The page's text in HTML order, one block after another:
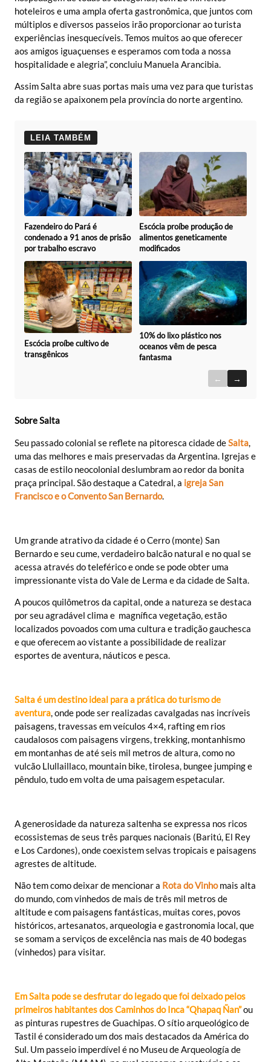
hoteleiros e uma ampla oferta gastronômica, que juntos com
múltiplos e diversos passeios irão proporcionar ao turista
experiências inesquecíveis. Temos muitos ao que oferecer
aos amigos iguaçuenses e esperamos com toda a nossa
hospitalidade e alegria”, concluiu Manuela Arancibia.
Assim Salta abre suas portas mais uma vez para que turistas
da região se apaixonem pela província do norte argentino.
LEIA TAMBÉM
Fazendeiro do Pará é
condenado a 91 anos de prisão
por trabalho escravo
Escócia proíbe produção de
alimentos geneticamente
modificados
Escócia proíbe cultivo de
transgênicos
10% do lixo plástico nos
oceanos vêm de pesca
fantasma
← →
Sobre Salta
Seu passado colonial se reflete na pitoresca cidade deSalta,
uma das melhores e mais preservadas da Argentina. Igrejas e
casas de estilo neocolonial deslumbram ao redor da bonita
praça principal. São destaque a Catedral, a igreja San
Francisco e o Convento San Bernardo.
Um grande atrativo da cidade é o Cerro (monte) San
Bernardo e seu cume, verdadeiro balcão natural e no qual se
acessa através do teleférico e onde se pode obter uma
impressionante vista do Vale de Lerma e da cidade de Salta.
A poucos quilômetros da capital, onde a natureza se destaca
por seu agradável clima e magnífica vegetação, estão
localizados povoados com uma cultura e tradição gauchesca
e que oferecem ao vistante a possibilidade de realizar
esportes de aventura, náuticos e pesca.
Salta é um destino ideal para a prática do turismo de
aventura, onde pode ser realizadas cavalgadas nas incríveis
paisagens, travessas em veículos 4×4, rafting em rios
caudalosos com paisagens virgens, trekking, montanhismo
em montanhas de até seis mil metros de altura, como no
vulcão Llullaillaco, mountain bike, tirolesa, bungee jumping e
pêndulo, tudo em volta de uma paisagem espetacular.
A generosidade da natureza saltenha se expressa nos ricos
ecossistemas de seus três parques nacionais (Baritú, El Rey
e Los Cardones), onde coexistem selvas tropicais e paisagens
agrestes de altitude.
Não tem como deixar de mencionar a Rota do Vinhomais alta
do mundo, com vinhedos de mais de três mil metros de
altitude e com paisagens fantásticas, muitas cores, povos
históricos, artesanatos, arqueologia e gastronomia local, que
se somam a serviços de excelência nas mais de 40 bodegas
(vinhedos) para visitar.
Em Salta pode se desfrutar do legado que foi deixado pelos
primeiros habitantes dos Caminhos do Inca “Qhapaq Ñan”ou
as pinturas rupestres de Guachipas. O sítio arqueológico de
Tastil é considerado um dos mais destacados da América do
Sul. Um passeio imperdível é no Museu de Arqueología de